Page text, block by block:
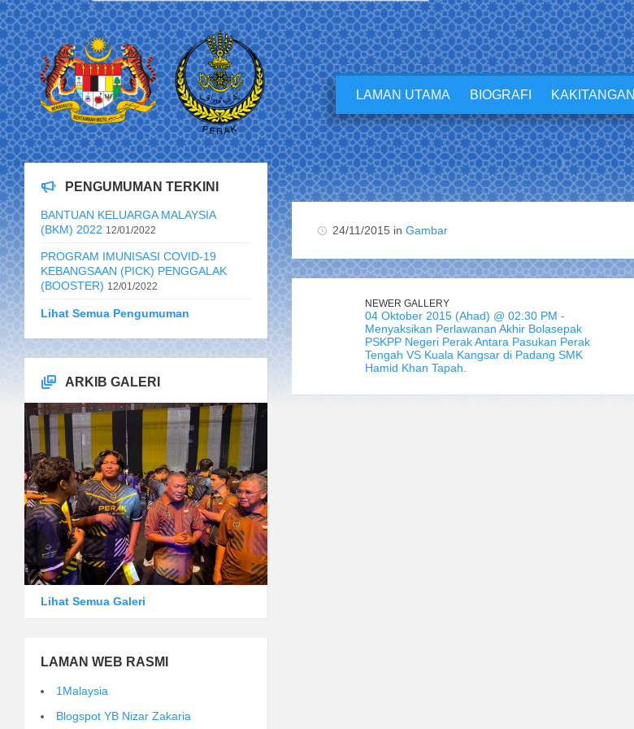
LAMAN UTAMA BIOGRAFI KAKITANGAN
24/11/2015 in Gambar
NEWER GALLERY
04 Oktober 2015 (Ahad) @ 02:30 PM -
Menyaksikan Perlawanan Akhir Bolasepak
PSKPP Negeri Perak Antara Pasukan Perak
Tengah VS Kuala Kangsar di Padang SMK
Hamid Khan Tapah.
PENGUMUMAN TERKINI
BANTUAN KELUARGA MALAYSIA
(BKM) 2022 12/01/2022
PROGRAM IMUNISASI COVID-19
KEBANGSAAN (PICK) PENGGALAK
(BOOSTER) 12/01/2022
Lihat Semua Pengumuman
ARKIB GALERI
Lihat Semua Galeri
LAMAN WEB RASMI
1Malaysia
Blogspot YB Nizar Zakaria